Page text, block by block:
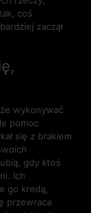
coś
zaczął
wykonywać
pomoc
się z brakiem
gdy ktoś
Ich
go kredą,
przewraca